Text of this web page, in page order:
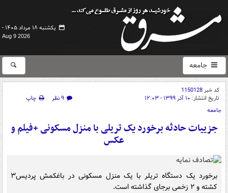
یکشنبه ۱۸ مرداد ۱۴۰۵ -
Aug 9 2026
جامعه
کد خبر1150128
تاریخ انتشار: ۱۰ آذر ۱۳۹۹ - ۱۲:۰۳ ۹ نظر
چاپ
جامعه
جزییات حادثه برخورد یک تریلی با منزل مسکونی +فیلم و
عکس
برخورد یک دستگاه تریلر با یک منزل مسکونی در باغکمش پردیس۳
کشته و ۲ زخمی برجای گذاشته است.